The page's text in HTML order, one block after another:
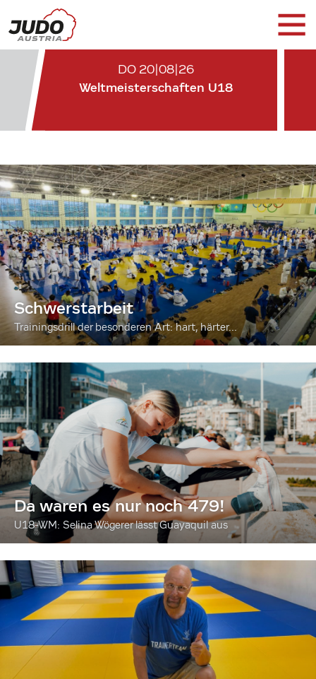
DO 20|08|26
Weltmeisterschaften U18
Schwerstarbeit
Trainingsdrill der besonderen Art: hart, härter...
Da waren es nur noch 479!
U18-WM: Selina Wögerer lässt Guayaquil aus